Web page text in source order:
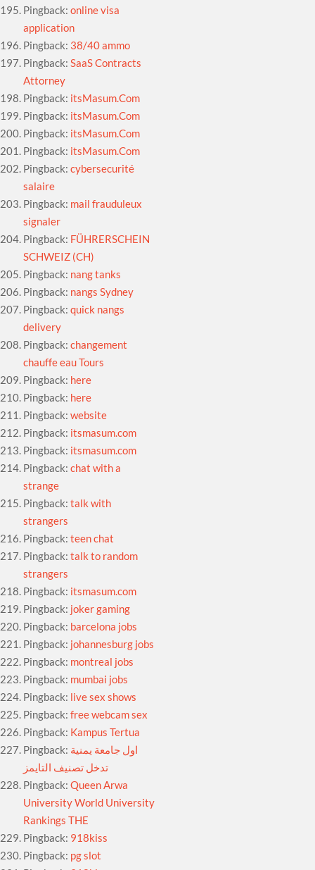
Pingback:online visa
application
Pingback: 38/40 ammo
Pingback:SaaS Contracts
Attorney
Pingback: itsMasum.Com
Pingback: itsMasum.Com
Pingback: itsMasum.Com
Pingback: itsMasum.Com
Pingback:cybersecurité
salaire
Pingback: mail frauduleux
signaler
Pingback: FÜHRERSCHEIN
SCHWEIZ (CH)
Pingback: nang tanks
Pingback: nangs Sydney
Pingback:quick nangs
delivery
Pingback:changement
chauffe eau Tours
Pingback: here
Pingback: here
Pingback:website
Pingback: itsmasum.com
Pingback: itsmasum.com
Pingback:chat with a
strange
Pingback:talk with
strangers
Pingback:teen chat
Pingback:talk to random
strangers
Pingback: itsmasum.com
Pingback: joker gaming
Pingback: barcelona jobs
Pingback: johannesburg jobs
Pingback: montreal jobs
Pingback: mumbai jobs
Pingback: live sex shows
Pingback:free webcam sex
Pingback: Kampus Tertua
Pingback: اول جامعة يمنية
تدخل تصنيف التايمز
Pingback:Queen Arwa
University World University
Rankings THE
Pingback: 918kiss
Pingback: pg slot